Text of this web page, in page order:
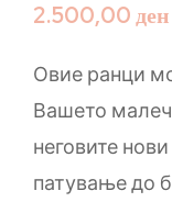
2.500,00ден
Овие ранци
Вашето
неговите
патување до